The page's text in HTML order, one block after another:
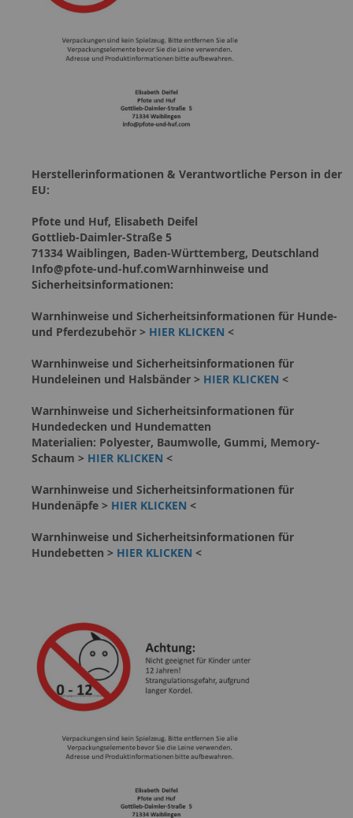
Herstellerinformationen & Verantwortliche Person in der
EU:
Pfote und Huf, Elisabeth Deifel
Gottlieb-Daimler-Straße 5
71334 Waiblingen, Baden-Württemberg, Deutschland
Info@pfote-und-huf.comWarnhinweise und
Sicherheitsinformationen:
Warnhinweise und Sicherheitsinformationen für Hunde-
und Pferdezubehör > HIER KLICKEN <
Warnhinweise und Sicherheitsinformationen für
Hundeleinen und Halsbänder > HIER KLICKEN <
Warnhinweise und Sicherheitsinformationen für
Hundedecken und Hundematten
Materialien: Polyester, Baumwolle, Gummi, Memory-
Schaum > HIER KLICKEN <
Warnhinweise und Sicherheitsinformationen für
Hundenäpfe > HIER KLICKEN <
Warnhinweise und Sicherheitsinformationen für
Hundebetten > HIER KLICKEN <